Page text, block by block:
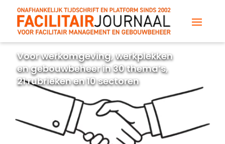
Voor werkomgeving, werkplekken
en gebouwbeheer in 30 thema’s,
21 rubrieken en 10 sectoren